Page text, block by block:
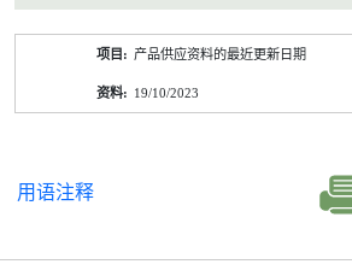
产品供应资料的最近更新日期
19/10/2023
用语注释